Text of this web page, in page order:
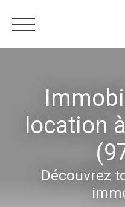
Estimation
location
Découvrez